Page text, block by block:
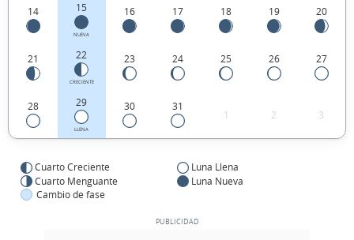
14 15
NUEVA
16 17 18 19 20
21 22
CRECIENTE
23 24 25 26 27
28 29
LLENA
30 31
1 2 3
Cuarto Creciente
Luna Llena
Cuarto Menguante
Luna Nueva
Cambio de fase